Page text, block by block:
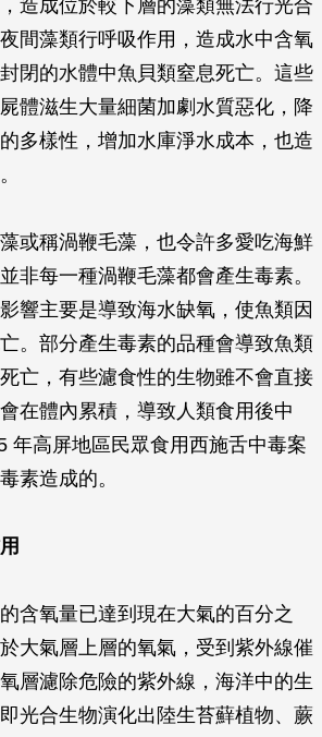
造成位於較下層的藻類無法行光合
間藻類行呼吸作用，造成水中含氧
閉的水體中魚貝類窒息死亡。這些
體滋生大量細菌加劇水質惡化，降
多樣性，增加水庫淨水成本，也造
或稱渦鞭毛藻，也令許多愛吃海鮮
非每一種渦鞭毛藻都會產生毒素。
響主要是導致海水缺氧，使魚類因
。部分產生毒素的品種會導致魚類
亡，有些濾食性的生物雖不會直接
在體內累積，導致人類食用後中
年高屏地區民眾食用西施舌中毒案
素造成的。
含氧量已達到現在大氣的百分之
大氣層上層的氧氣，受到紫外線催
層濾除危險的紫外線，海洋中的生
光合生物演化出陸生苔蘚植物、蕨